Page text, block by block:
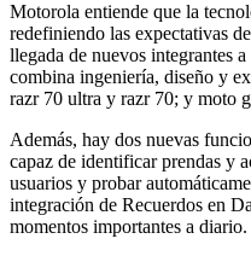
Motorola entiende que la
redefiniendo las expectativas
llegada de nuevos integrantes
combina ingeniería, diseño y
razr 70 ultra y razr 70; y moto
Además, hay dos nuevas
capaz de identificar prendas y
usuarios y probar
integración de Recuerdos en
momentos importantes a diario.